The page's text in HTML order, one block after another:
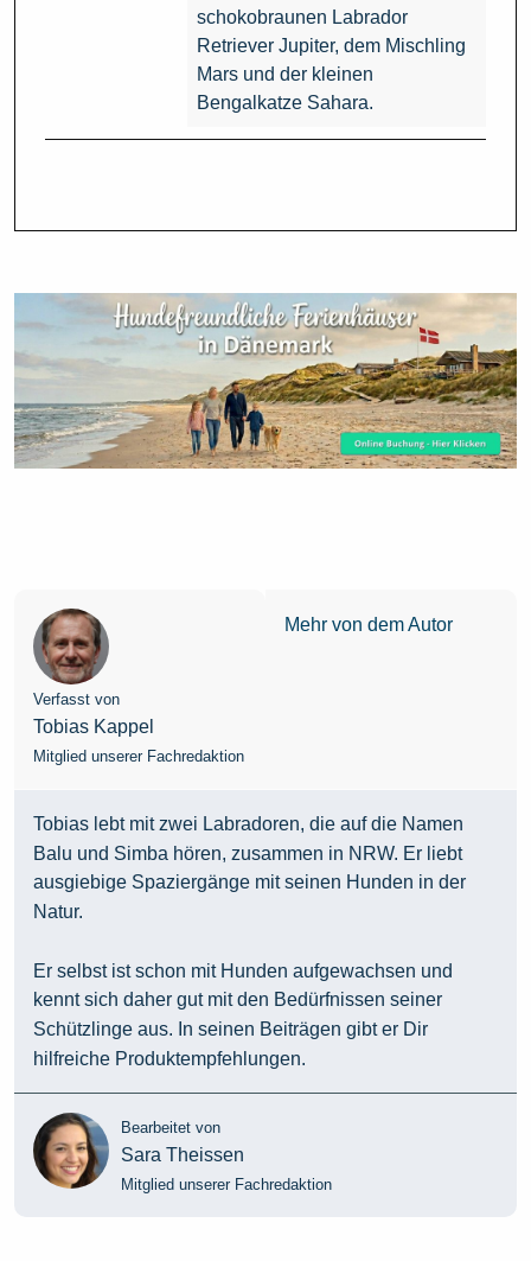
schokobraunen Labrador
Retriever Jupiter, dem Mischling
Mars und der kleinen
Bengalkatze Sahara.
Verfasst von
Tobias Kappel
Mitglied unserer Fachredaktion
Mehr von dem Autor
Tobias lebt mit zwei Labradoren, die auf die Namen
Balu und Simba hören, zusammen in NRW. Er liebt
ausgiebige Spaziergänge mit seinen Hunden in der
Natur.
Er selbst ist schon mit Hunden aufgewachsen und
kennt sich daher gut mit den Bedürfnissen seiner
Schützlinge aus. In seinen Beiträgen gibt er Dir
hilfreiche Produktempfehlungen.
Bearbeitet von
Sara Theissen
Mitglied unserer Fachredaktion